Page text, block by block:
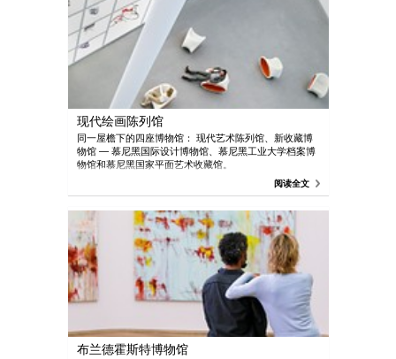
现代绘画陈列馆
同一屋檐下的四座博物馆： 现代艺术陈列馆、新收藏博
物馆 — 慕尼黑国际设计博物馆、慕尼黑工业大学档案博
物馆和慕尼黑国家平面艺术收藏馆。
阅读全文
布兰德霍斯特博物馆